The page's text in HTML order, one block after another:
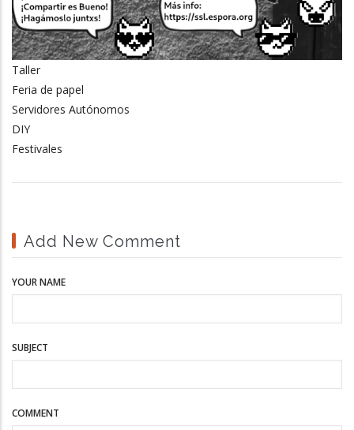
Taller
Feria de papel
Servidores Autónomos
DIY
Festivales
Add New Comment
YOUR NAME
SUBJECT
COMMENT